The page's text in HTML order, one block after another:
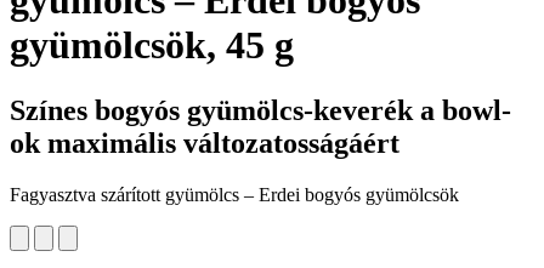
gyümölcsök, 45 g
Színes bogyós gyümölcs-keverék a bowl-
ok maximális változatosságáért
Fagyasztva szárított gyümölcs – Erdei bogyós gyümölcsök